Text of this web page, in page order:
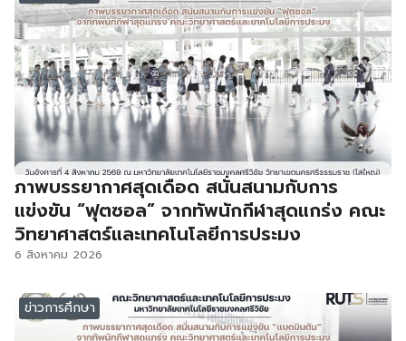
ภาพบรรยากาศสุดเดือด สนั่นสนามกับการ
แข่งขัน “ฟุตซอล” จากทัพนักกีฬาสุดแกร่ง คณะ
วิทยาศาสตร์และเทคโนโลยีการประมง
6 สิงหาคม 2026
ข่าวการศึกษา